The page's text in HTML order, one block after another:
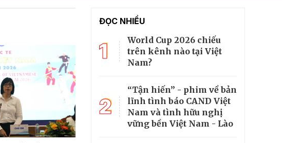
ĐỌC NHIỀU
1
World Cup 2026 chiếu
trên kênh nào tại Việt
Nam?
2
“Tận hiến” - phim về bản
lĩnh tình báo CAND Việt
Nam và tình hữu nghị
vững bền Việt Nam - Lào